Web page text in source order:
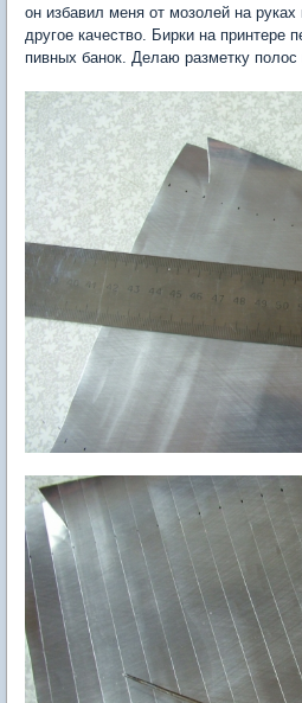
он избавил меня от мозолей на
другое качество. Бирки на принтере
пивных банок. Делаю разметку